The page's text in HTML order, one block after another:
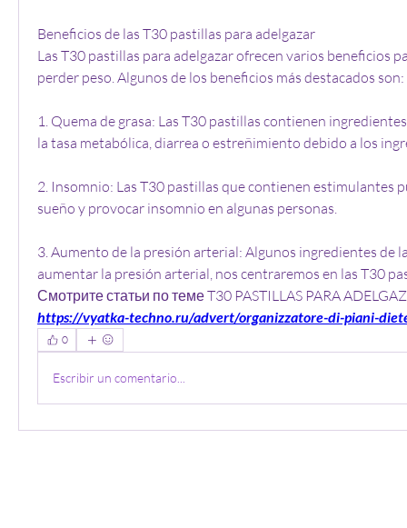
Beneficios de las T30 pastillas para adelgazar
Las T30 pastillas para adelgazar ofrecen varios beneficios
perder peso. Algunos de los beneficios más destacados son:
1. Quema de grasa: Las T30 pastillas contienen
la tasa metabólica, diarrea o estreñimiento debido a los
2. Insomnio: Las T30 pastillas que contienen estimulantes
sueño y provocar insomnio en algunas personas.
3. Aumento de la presión arterial: Algunos ingredientes de
aumentar la presión arterial, nos centraremos en las T30
Смотрите статьи по теме T30 PASTILLAS PARA
https://vyatka-techno.ru/advert/organizzatore-di-piani-
0
Escribir un comentario...